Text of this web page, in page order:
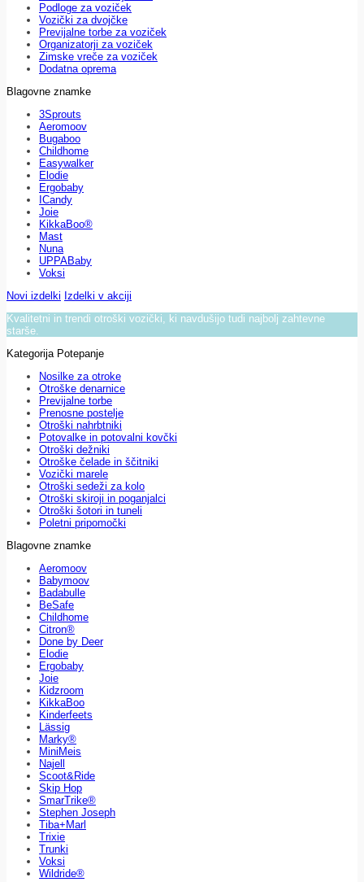
Podloge za voziček
Vozički za dvojčke
Previjalne torbe za voziček
Organizatorji za voziček
Zimske vreče za voziček
Dodatna oprema
Blagovne znamke
3Sprouts
Aeromoov
Bugaboo
Childhome
Easywalker
Elodie
Ergobaby
ICandy
Joie
KikkaBoo®
Mast
Nuna
UPPABaby
Voksi
Novi izdelki Izdelki v akciji
Kvalitetni in trendi otroški vozički, ki navdušijo tudi najbolj zahtevne
starše.
Kategorija Potepanje
Nosilke za otroke
Otroške denarnice
Previjalne torbe
Prenosne postelje
Otroški nahrbtniki
Potovalke in potovalni kovčki
Otroški dežniki
Otroške čelade in ščitniki
Vozički marele
Otroški sedeži za kolo
Otroški skiroji in poganjalci
Otroški šotori in tuneli
Poletni pripomočki
Blagovne znamke
Aeromoov
Babymoov
Badabulle
BeSafe
Childhome
Citron®
Done by Deer
Elodie
Ergobaby
Joie
Kidzroom
KikkaBoo
Kinderfeets
Lässig
Marky®
MiniMeis
Najell
Scoot&Ride
Skip Hop
SmarTrike®
Stephen Joseph
Tiba+Marl
Trixie
Trunki
Voksi
Wildride®